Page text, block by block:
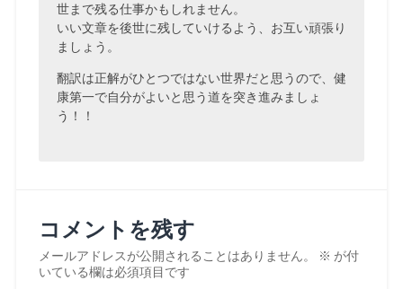
世まで残る仕事かもしれません。
いい文章を後世に残していけるよう、お互い頑張り
ましょう。
翻訳は正解がひとつではない世界だと思うので、健
康第一で自分がよいと思う道を突き進みましょ
う！！
コメントを残す
メールアドレスが公開されることはありません。 ※ が付
いている欄は必須項目です